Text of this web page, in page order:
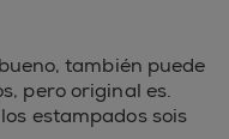
también puede
pero original es.
estampados sois